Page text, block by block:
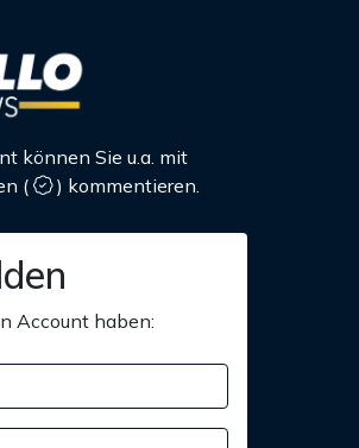
können Sie u.a. mit
( ) kommentieren.
Account haben: